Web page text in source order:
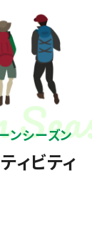
ンシーズン
ィビティ